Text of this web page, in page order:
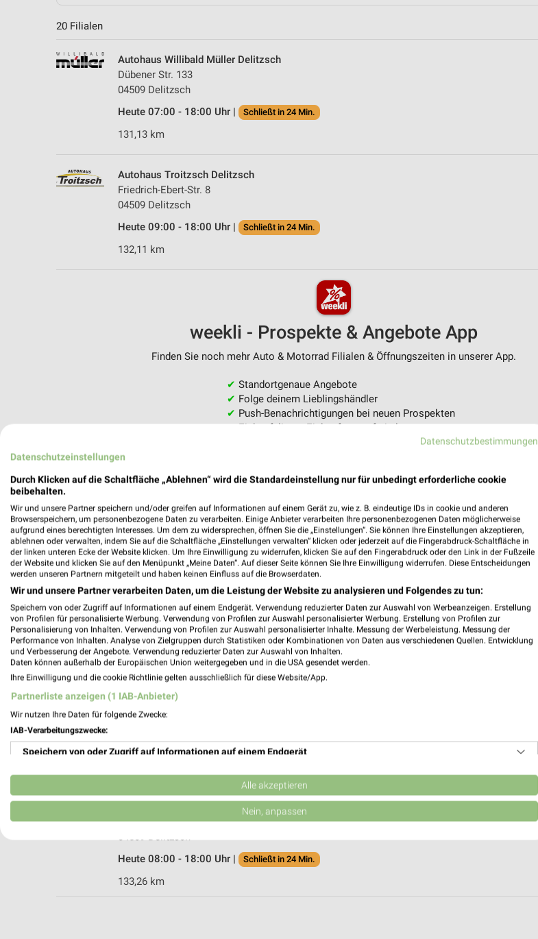
20 Filialen
Autohaus Willibald Müller Delitzsch
Dübener Str. 133
04509 Delitzsch
Heute 07:00 - 18:00 Uhr |
Schließt in 24 Min.
131,13 km
Autohaus Troitzsch Delitzsch
Friedrich-Ebert-Str. 8
04509 Delitzsch
Heute 09:00 - 18:00 Uhr |
Schließt in 24 Min.
132,11 km
weekli - Prospekte & Angebote App
Finden Sie noch mehr Auto & Motorrad Filialen & Öffnungszeiten in unserer App.
✔ Standortgenaue Angebote
✔ Folge deinem Lieblingshändler
✔ Push-Benachrichtigungen bei neuen Prospekten
✔Einkaufsliste - Einkauf stressfrei planen
A.T.U Döbernitz Delitzsch
04509 Delitzsch
Heute 07:30 - 18:00 Uhr | Schließt in 24 Min.
Leipziger Str. 21
04509 Delitzsch
Heute 08:00 - 18:00 Uhr |
Schließt in 24 Min.
133,26 km
Datenschutzbestimmungen
Datenschutzeinstellungen
Durch Klicken auf die Schaltfläche „Ablehnen“ wird die Standardeinstellung nur für unbedingt erforderliche cookie
beibehalten.
Wir und unsere Partner speichern und/oder greifen auf Informationen auf einem Gerät zu, wie z. B. eindeutige IDs in cookie und anderen
Browserspeichern, um personenbezogene Daten zu verarbeiten. Einige Anbieter verarbeiten Ihre personenbezogenen Daten möglicherweise
aufgrund eines berechtigten Interesses. Um dem zu widersprechen, öffnen Sie die „Einstellungen“. Sie können Ihre Einstellungen akzeptieren,
ablehnen oder verwalten, indem Sie auf die Schaltfläche „Einstellungen verwalten“ klicken oder jederzeit auf die Fingerabdruck-Schaltfläche in
der linken unteren Ecke der Website klicken. Um Ihre Einwilligung zu widerrufen, klicken Sie auf den Fingerabdruck oder den Link in der Fußzeile
der Website und klicken Sie auf den Menüpunkt „Meine Daten“. Auf dieser Seite können Sie Ihre Einwilligung widerrufen. Diese Entscheidungen
werden unseren Partnern mitgeteilt und haben keinen Einfluss auf die Browserdaten.
Wir und unsere Partner verarbeiten Daten, um die Leistung der Website zu analysieren und Folgendes zu tun:
Speichern von oder Zugriff auf Informationen auf einem Endgerät. Verwendung reduzierter Daten zur Auswahl von Werbeanzeigen. Erstellung
von Profilen für personalisierte Werbung. Verwendung von Profilen zur Auswahl personalisierter Werbung. Erstellung von Profilen zur
Personalisierung von Inhalten. Verwendung von Profilen zur Auswahl personalisierter Inhalte. Messung der Werbeleistung. Messung der
Performance von Inhalten. Analyse von Zielgruppen durch Statistiken oder Kombinationen von Daten aus verschiedenen Quellen. Entwicklung
und Verbesserung der Angebote. Verwendung reduzierter Daten zur Auswahl von Inhalten.
Daten können außerhalb der Europäischen Union weitergegeben und in die USA gesendet werden.
Ihre Einwilligung und die cookie Richtlinie gelten ausschließlich für diese Website/App.
Partnerliste anzeigen (1 IAB-Anbieter)
Wir nutzen Ihre Daten für folgende Zwecke:
IAB-Verarbeitungszwecke:
Speichern von oder Zugriff auf Informationen auf einem Endgerät
Verwendung reduzierter Daten zur Auswahl von Werbeanzeigen
Erstellung von Profilen für personalisierte Werbung
Erstellung von Profilen zur Personalisierung von Inhalten
Alle akzeptieren
Nein, anpassen